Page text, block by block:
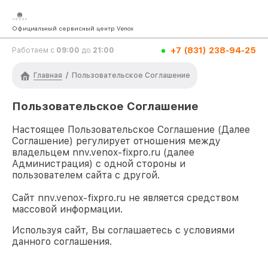
Официальный сервисный центр Venox
Работаем с 09:00 до 21:00 +7 (831) 238-94-25
Главная / Пользовательское Соглашение
Пользовательское Соглашение
Настоящее Пользовательское Соглашение (Далее
Соглашение) регулирует отношения между
владельцем nnv.venox-fixpro.ru (далее
Администрация) с одной стороны и
пользователем сайта с другой.
Сайт nnv.venox-fixpro.ru не является средством
массовой информации.
Используя сайт, Вы соглашаетесь с условиями
данного соглашения.